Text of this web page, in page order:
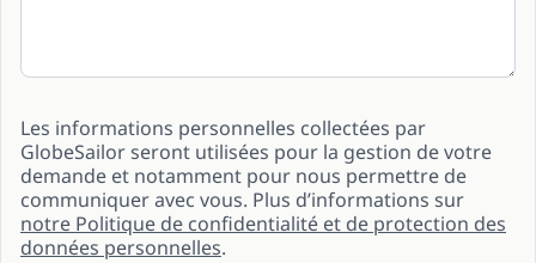
Les informations personnelles collectées par
GlobeSailor seront utilisées pour la gestion de votre
demande et notamment pour nous permettre de
communiquer avec vous. Plus d’informations sur
notre Politique de confidentialité et de protection des
données personnelles.